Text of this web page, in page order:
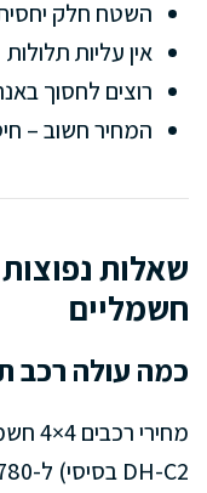
השטח חלק
אין עליות תלולות
רוצים לחסוך באנרגיה
המחיר חשוב – חיסכון של
חשמליים
כמה עולה רכב